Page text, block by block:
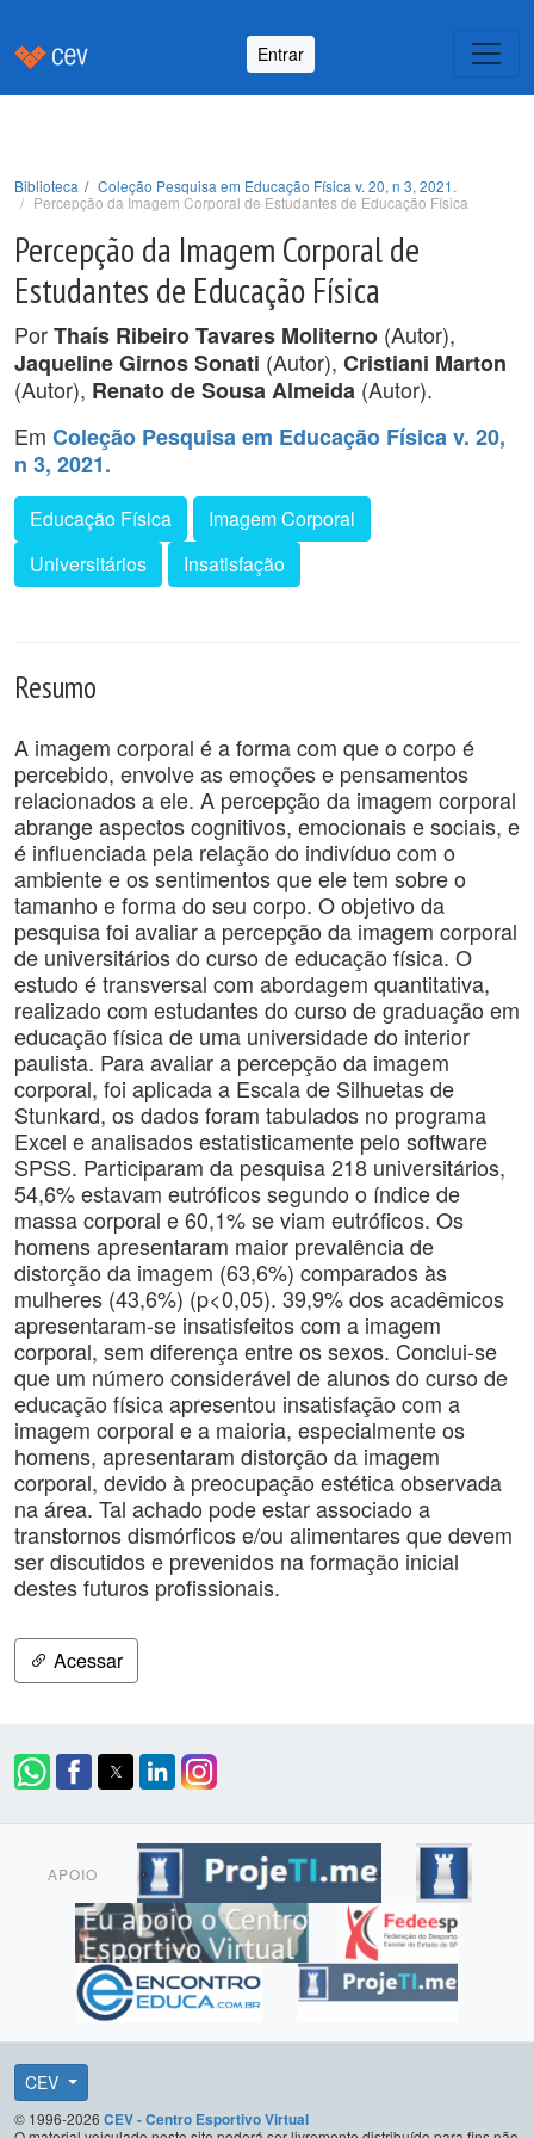
Entrar
Biblioteca
Coleção Pesquisa em Educação Física v. 20, n 3, 2021.
Percepção da Imagem Corporal de Estudantes de Educação Física
Percepção da Imagem Corporal de
Estudantes de Educação Física
PorThaís Ribeiro Tavares Moliterno (Autor),
Jaqueline Girnos Sonati (Autor), Cristiani Marton
(Autor), Renato de Sousa Almeida (Autor).
Em Coleção Pesquisa em Educação Física v. 20,
n 3, 2021.
Educação Física
Imagem Corporal
Universitários
Insatisfação
Resumo
A imagem corporal é a forma com que o corpo é
percebido, envolve as emoções e pensamentos
relacionados a ele. A percepção da imagem corporal
abrange aspectos cognitivos, emocionais e sociais, e
é influenciada pela relação do indivíduo com o
ambiente e os sentimentos que ele tem sobre o
tamanho e forma do seu corpo. O objetivo da
pesquisa foi avaliar a percepção da imagem corporal
de universitários do curso de educação física. O
estudo é transversal com abordagem quantitativa,
realizado com estudantes do curso de graduação em
educação física de uma universidade do interior
paulista. Para avaliar a percepção da imagem
corporal, foi aplicada a Escala de Silhuetas de
Stunkard, os dados foram tabulados no programa
Excel e analisados estatisticamente pelo software
SPSS. Participaram da pesquisa 218 universitários,
54,6% estavam eutróficos segundo o índice de
massa corporal e 60,1% se viam eutróficos. Os
homens apresentaram maior prevalência de
distorção da imagem (63,6%) comparados às
mulheres (43,6%) (p<0,05). 39,9% dos acadêmicos
apresentaram-se insatisfeitos com a imagem
corporal, sem diferença entre os sexos. Conclui-se
que um número considerável de alunos do curso de
educação física apresentou insatisfação com a
imagem corporal e a maioria, especialmente os
homens, apresentaram distorção da imagem
corporal, devido à preocupação estética observada
na área. Tal achado pode estar associado a
transtornos dismórficos e/ou alimentares que devem
ser discutidos e prevenidos na formação inicial
destes futuros profissionais.
Acessar
APOIO
CEV
© 1996-2026 CEV - Centro Esportivo Virtual